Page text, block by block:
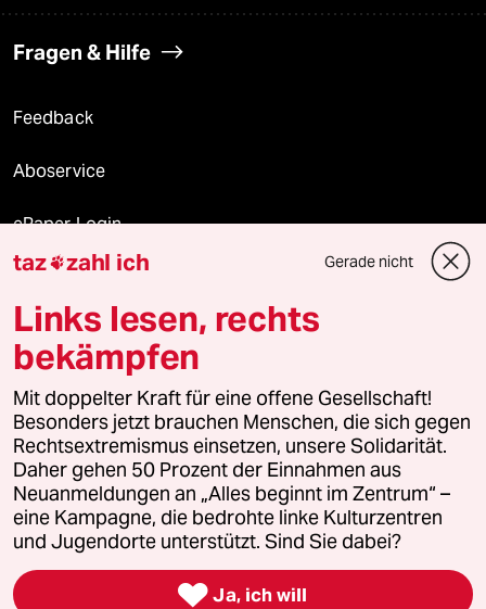
Fragen & Hilfe
Feedback
Aboservice
ePaper Login
Downloads für Abonnierende
© 2026 taz Verlags und Vertriebs GmbH
Alle Rechte vorbehalten. Bei rechtlichen Fragen oder für Genehmigungen
wenden Sie sich bitte an lizenzen@taz.de
Feedback Redaktionsstatut Kommune-Richtlinien
Leitlinie Informant Datenschutz Impressum AGB
Seitenwende Einwilligungen widerrufen (Ads)
taz zahl ich Gerade nicht
Links lesen, rechts
bekämpfen
Mit doppelter Kraft für eine offene Gesellschaft!
Besonders jetzt brauchen Menschen, die sich gegen
Rechtsextremismus einsetzen, unsere Solidarität.
Daher gehen 50 Prozent der Einnahmen aus
Neuanmeldungen an „Alles beginnt im Zentrum“ –
eine Kampagne, die bedrohte linke Kulturzentren
und Jugendorte unterstützt. Sind Sie dabei?
 Ja, ich will